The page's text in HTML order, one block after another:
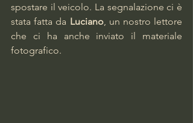
spostare il veicolo. La segnalazione ci è
stata fatta da Luciano, un nostro lettore
che ci ha anche inviato il materiale
fotografico.